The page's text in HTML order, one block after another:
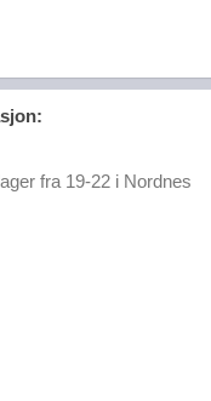
fra 19-22 i Nordnes